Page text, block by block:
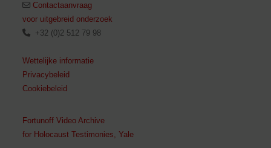
Contactaanvraag
voor uitgebreid onderzoek
+32 (0)2 512 79 98
Wettelijke informatie
Privacybeleid
Cookiebeleid
Fortunoff Video Archive
for Holocaust Testimonies, Yale